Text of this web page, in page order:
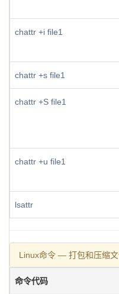
chattr +i file1
chattr +s file1
chattr +S file1
chattr +u file1
lsattr
Linux命令 — 打包和压缩
命令代码